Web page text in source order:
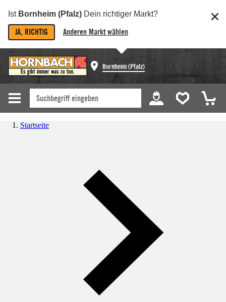
Ist Bornheim (Pfalz) Dein richtiger Markt?
JA, RICHTIG Anderen Markt wählen
Bornheim (Pfalz)
Startseite